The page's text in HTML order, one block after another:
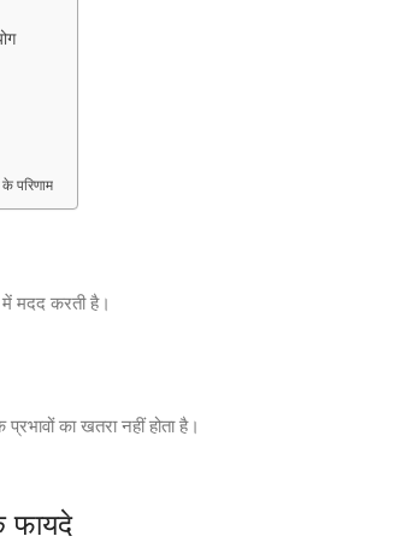
परिणाम
में मदद करती है।
का खतरा नहीं होता है।
फायदे